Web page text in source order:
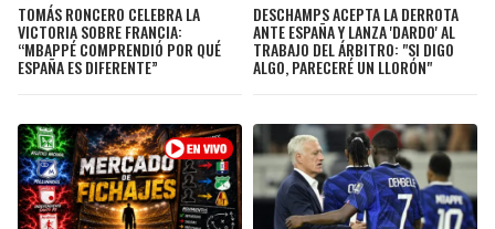
TOMÁS RONCERO CELEBRA LA
VICTORIA SOBRE FRANCIA:
“MBAPPÉ COMPRENDIÓ POR QUÉ
ESPAÑA ES DIFERENTE”
DESCHAMPS ACEPTA LA DERROTA
ANTE ESPAÑA Y LANZA 'DARDO' AL
TRABAJO DEL ÁRBITRO: "SI DIGO
ALGO, PARECERÉ UN LLORÓN"